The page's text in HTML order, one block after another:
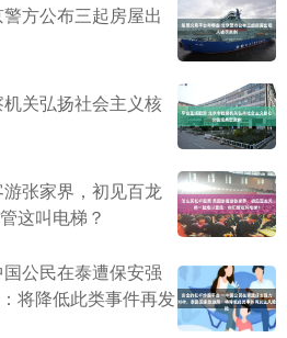
方公布三起房屋出
关弘扬社会主义核
张家界，初见百龙
这叫电梯？
公民在泰遭保安强
将降低此类事件再发